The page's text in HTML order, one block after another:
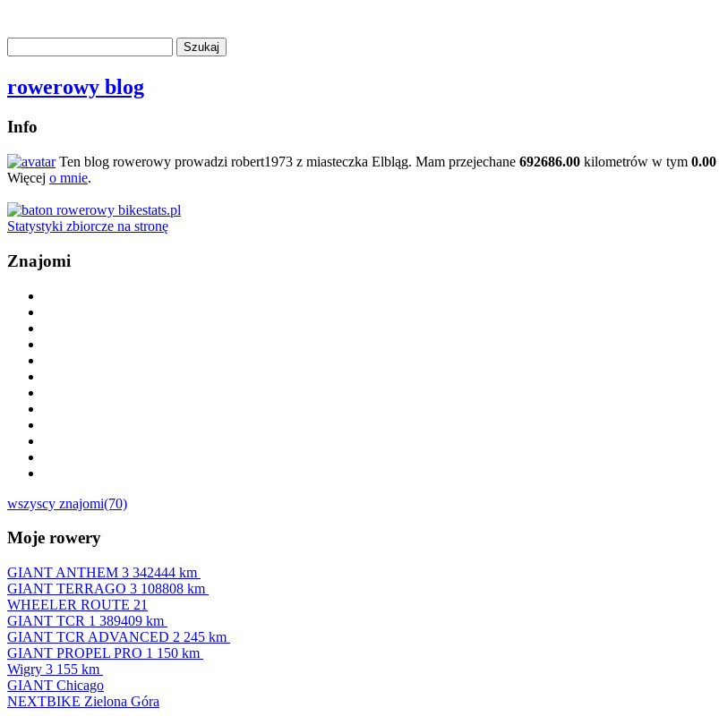
rowerowy blog
Info
Ten blog rowerowy prowadzi robert1973 z miasteczka Elbląg. Mam przejechane 692686.00 kilometrów w tym 0.00
Więcej o mnie.
Statystyki zbiorcze na stronę
Znajomi
wszyscy znajomi(70)
Moje rowery
GIANT ANTHEM 3 342444 km
GIANT TERRAGO 3 108808 km
WHEELER ROUTE 21
GIANT TCR 1 389409 km
GIANT TCR ADVANCED 2 245 km
GIANT PROPEL PRO 1 150 km
Wigry 3 155 km
GIANT Chicago
NEXTBIKE Zielona Góra